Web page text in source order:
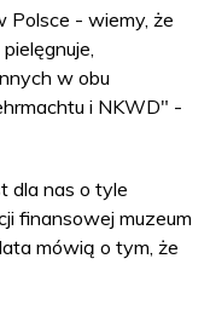
Polsce - wiemy, że
w obu
i NKWD" -
dla nas o tyle
finansowej muzeum
mówią o tym, że